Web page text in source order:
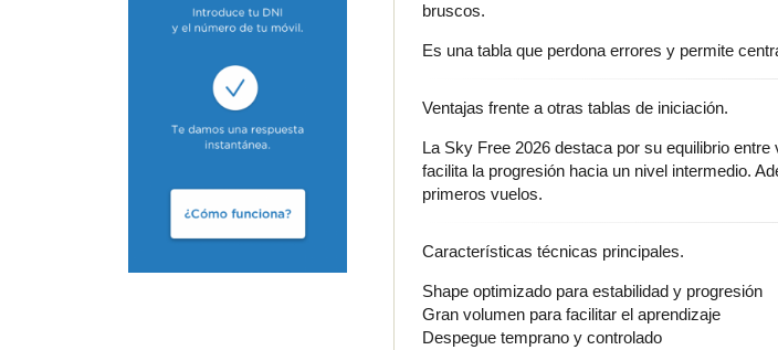
bruscos.
Es una tabla que perdona errores y permite
Ventajas frente a otras tablas de iniciación.
La Sky Free 2026 destaca por su equilibrio
facilita la progresión hacia un nivel intermedio.
primeros vuelos.
Características técnicas principales.
Shape optimizado para estabilidad y progresión
Gran volumen para facilitar el aprendizaje
Despegue temprano y controlado